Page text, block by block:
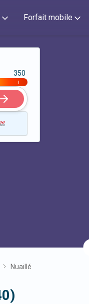
Forfait mobile
|
350
Nuaillé